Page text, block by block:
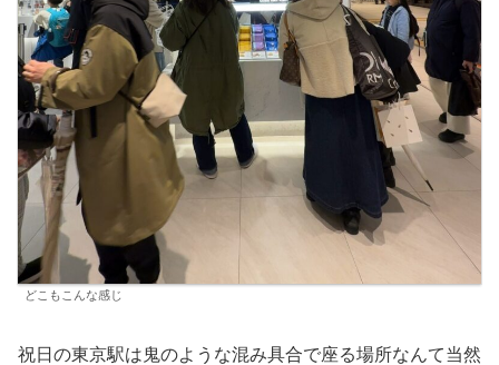
どこもこんな感じ
祝日の東京駅は鬼のような混み具合で座る場所なんて当然